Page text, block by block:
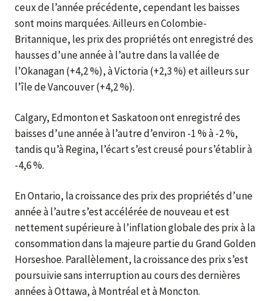
ceux de l’année précédente, cependant les baisses
sont moins marquées. Ailleurs en Colombie-
Britannique, les prix des propriétés ont enregistré des
hausses d’une année à l’autre dans la vallée de
l’Okanagan (+4,2 %), à Victoria (+2,3 %) et ailleurs sur
l’île de Vancouver (+4,2 %).
Calgary, Edmonton et Saskatoon ont enregistré des
baisses d’une année à l’autre d’environ -1 % à -2 %,
tandis qu’à Regina, l’écart s’est creusé pour s’établir à
-4,6 %.
En Ontario, la croissance des prix des propriétés d’une
année à l’autre s’est accélérée de nouveau et est
nettement supérieure à l’inflation globale des prix à la
consommation dans la majeure partie du Grand Golden
Horseshoe. Parallèlement, la croissance des prix s’est
poursuivie sans interruption au cours des dernières
années à Ottawa, à Montréal et à Moncton.